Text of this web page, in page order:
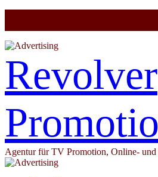
Revolver
Agentur für TV Promotion, Online- und